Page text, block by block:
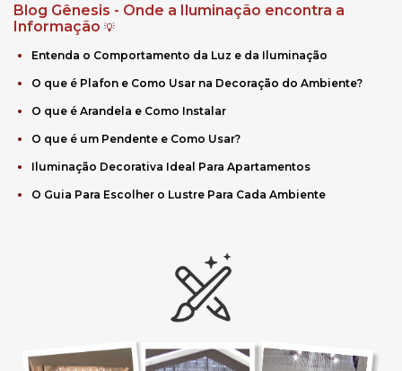
Blog Gênesis - Onde a Iluminação encontra a
Informação 💡
Entenda o Comportamento da Luz e da Iluminação
O que é Plafon e Como Usar na Decoração do Ambiente?
O que é Arandela e Como Instalar
O que é um Pendente e Como Usar?
Iluminação Decorativa Ideal Para Apartamentos
O Guia Para Escolher o Lustre Para Cada Ambiente